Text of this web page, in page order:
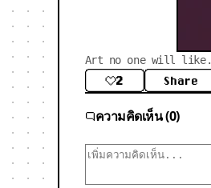
Art no one will like.
2 Share
ความคิดเห็น (0)